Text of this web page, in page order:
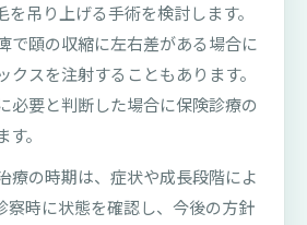
を吊り上げる手術を検討します。
で頤の収縮に左右差がある場合に
クスを注射することもあります。
必要と判断した場合に保険診療の
。
療の時期は、症状や成長段階によ
察時に状態を確認し、今後の方針